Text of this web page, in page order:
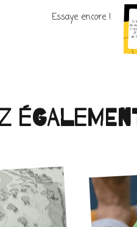
Essaye encore !